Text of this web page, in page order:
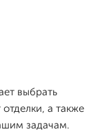
выбрать
а также
задачам.